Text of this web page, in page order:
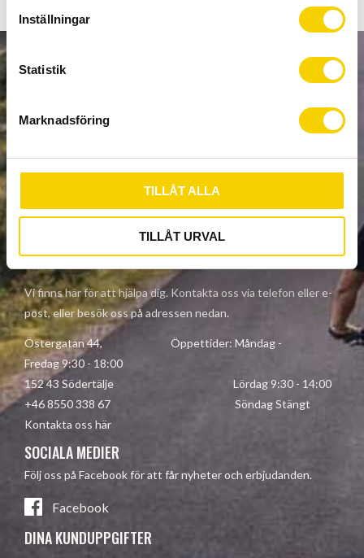
y
c
k
s
v
a
Inställningar
Statistik
Marknadsföring
TILLÅT ALLA
TILLÅT URVAL
PRENUMERERA
Dina personuppgifter behandlas i enlighet med vår
integritetspolicy.
KONTAKTA OSS
Vi finns här för att hjälpa dig. Kontakta oss via telefon eller e-
post, eller besök oss på adressen nedan.
Östergatan 44, Öppettider: Måndag -
Fredag 9:30 - 18:00
152 43 Södertälje Lördag 9:30 - 14:00
+46 8550 338 67 Söndag Stängt
Kontakta oss här
SOCIALA MEDIER
Följ oss på Facebook för att får nyheter och erbjudanden.
Facebook
DINA KUNDUPPGIFTER